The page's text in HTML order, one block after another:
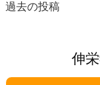
投
過去の投稿
伸